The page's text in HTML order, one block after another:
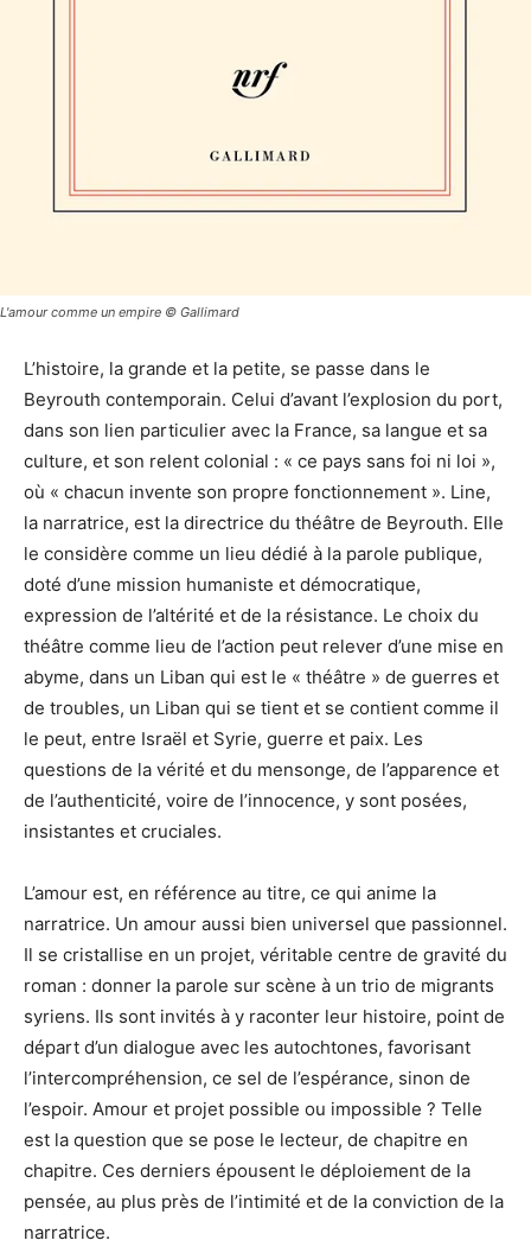
L'amour comme un empire © Gallimard
L’histoire, la grande et la petite, se passe dans le
Beyrouth contemporain. Celui d’avant l’explosion du port,
dans son lien particulier avec la France, sa langue et sa
culture, et son relent colonial : « ce pays sans foi ni loi »,
où « chacun invente son propre fonctionnement ». Line,
la narratrice, est la directrice du théâtre de Beyrouth. Elle
le considère comme un lieu dédié à la parole publique,
doté d’une mission humaniste et démocratique,
expression de l’altérité et de la résistance. Le choix du
théâtre comme lieu de l’action peut relever d’une mise en
abyme, dans un Liban qui est le « théâtre » de guerres et
de troubles, un Liban qui se tient et se contient comme il
le peut, entre Israël et Syrie, guerre et paix. Les
questions de la vérité et du mensonge, de l’apparence et
de l’authenticité, voire de l’innocence, y sont posées,
insistantes et cruciales.
L’amour est, en référence au titre, ce qui anime la
narratrice. Un amour aussi bien universel que passionnel.
Il se cristallise en un projet, véritable centre de gravité du
roman : donner la parole sur scène à un trio de migrants
syriens. Ils sont invités à y raconter leur histoire, point de
départ d’un dialogue avec les autochtones, favorisant
l’intercompréhension, ce sel de l’espérance, sinon de
l’espoir. Amour et projet possible ou impossible ? Telle
est la question que se pose le lecteur, de chapitre en
chapitre. Ces derniers épousent le déploiement de la
pensée, au plus près de l’intimité et de la conviction de la
narratrice.